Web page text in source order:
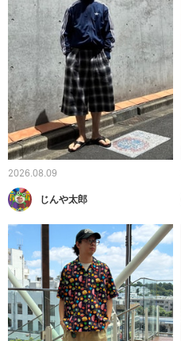
2026.08.09
じんや太郎